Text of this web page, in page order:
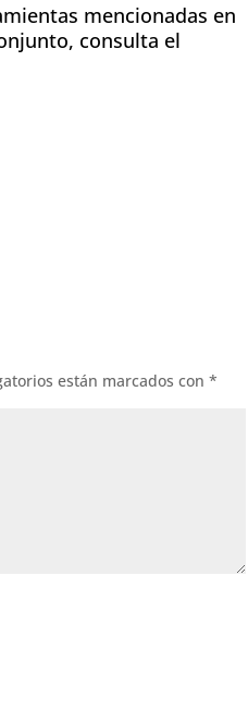
mencionadas en
consulta el
están marcados con *